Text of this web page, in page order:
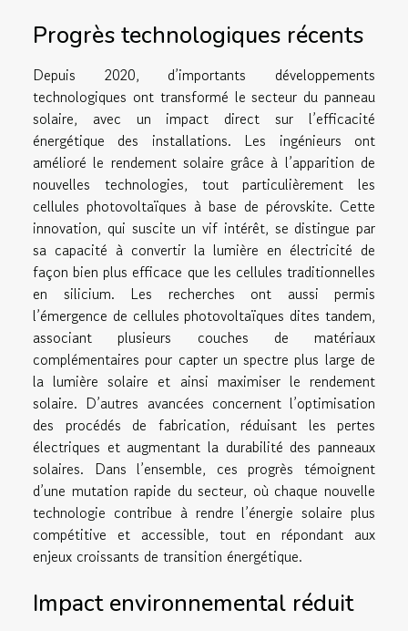
Progrès technologiques récents
Depuis 2020, d’importants développements
technologiques ont transformé le secteur du panneau
solaire, avec un impact direct sur l’efficacité
énergétique des installations. Les ingénieurs ont
amélioré le rendement solaire grâce à l’apparition de
nouvelles technologies, tout particulièrement les
cellules photovoltaïques à base de pérovskite. Cette
innovation, qui suscite un vif intérêt, se distingue par
sa capacité à convertir la lumière en électricité de
façon bien plus efficace que les cellules traditionnelles
en silicium. Les recherches ont aussi permis
l’émergence de cellules photovoltaïques dites tandem,
associant plusieurs couches de matériaux
complémentaires pour capter un spectre plus large de
la lumière solaire et ainsi maximiser le rendement
solaire. D’autres avancées concernent l’optimisation
des procédés de fabrication, réduisant les pertes
électriques et augmentant la durabilité des panneaux
solaires. Dans l’ensemble, ces progrès témoignent
d’une mutation rapide du secteur, où chaque nouvelle
technologie contribue à rendre l’énergie solaire plus
compétitive et accessible, tout en répondant aux
enjeux croissants de transition énergétique.
Impact environnemental réduit